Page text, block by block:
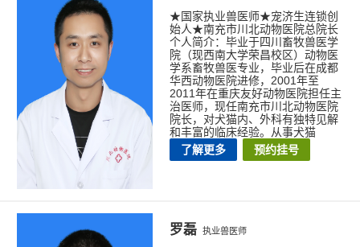
★国家执业兽医师★宠济生连锁创
始人★南充市川北动物医院总院长
个人简介：毕业于四川畜牧兽医学
院（现西南大学荣昌校区）动物医
学系畜牧兽医专业，毕业后在成都
华西动物医院进修，2001年至
2011年在重庆友好动物医院担任主
治医师，现任南充市川北动物医院
院长，对犬猫内、外科有独特见解
和丰富的临床经验。从事犬猫
了解更多
预约挂号
罗磊 执业兽医师